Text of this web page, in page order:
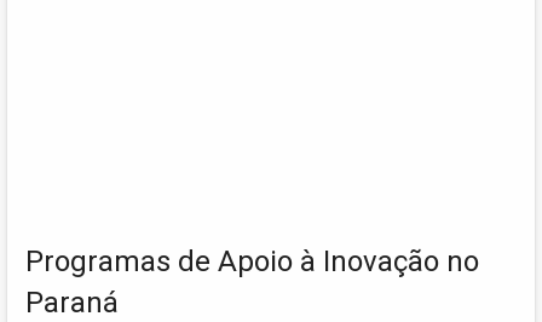
Programas de Apoio à Inovação no
Paraná